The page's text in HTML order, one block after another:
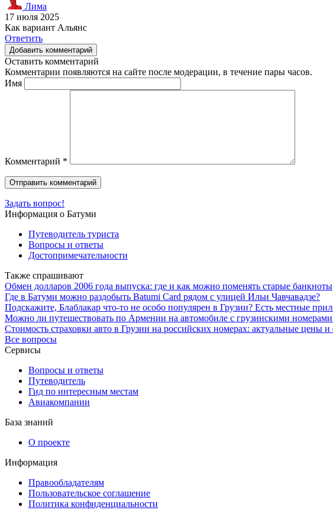
Лима
17 июля 2025
Как вариант Альянс
Ответить
Добавить комментарий
Оставить комментарий
Комментарии появляются на сайте после модерации, в течение пары часов.
Имя
Комментарий *
Задать вопрос!
Информация о Батуми
Путеводитель туриста
Вопросы и ответы
Достопримечательности
Также спрашивают
Обмен долларов 2006 года выпуска: где и как можно поменять старые банкноты
Где в Батуми можно раздобыть Batumi Card рядом с улицей Ильи Чавчавадзе?
Подскажите, Блаблакар что-то не особо популярен в Грузии? Есть местные
Можно ли путешествовать по Армении на автомобиле с грузинскими
Стоимость страховки авто в Грузии на российских номерах: актуальные цены
Все вопросы
Сервисы
Вопросы и ответы
Путеводитель
Гид по интересным местам
Авиакомпании
База знаний
О проекте
Информация
Правообладателям
Пользовательское соглашение
Политика конфиденциальности